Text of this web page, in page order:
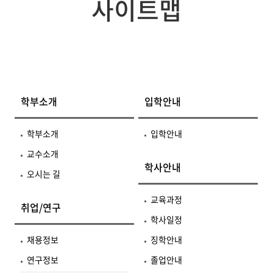
사이트맵
학부소개
학부소개
교수소개
오시는 길
입학안내
입학안내
학사안내
교육과정
학사일정
징학안내
졸업안내
취업/연구
채용정보
연구정보